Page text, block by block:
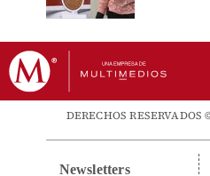
DERECHOS
Newsletters